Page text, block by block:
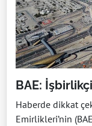
BAE:
Haberde dikkat
Emirlikleri’nin